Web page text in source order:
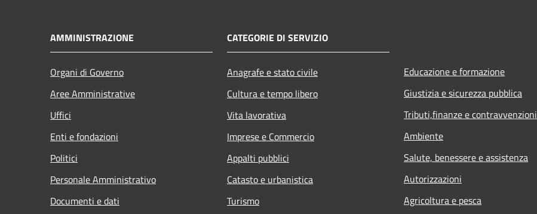
AMMINISTRAZIONE
Organi di Governo
Aree Amministrative
Uffici
Enti e fondazioni
Politici
Personale Amministrativo
Documenti e dati
CATEGORIE DI SERVIZIO
Anagrafe e stato civile
Cultura e tempo libero
Vita lavorativa
Imprese e Commercio
Appalti pubblici
Catasto e urbanistica
Turismo
Educazione e formazione
Giustizia e sicurezza pubblica
Tributi,finanze e contravvenzioni
Ambiente
Salute, benessere e assistenza
Autorizzazioni
Agricoltura e pesca